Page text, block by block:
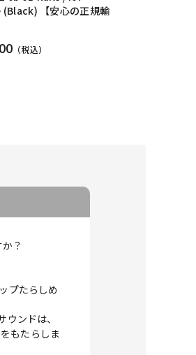
【安心の正規輸
（税込）
？
プたらしめ
ンドは、
もたらしま